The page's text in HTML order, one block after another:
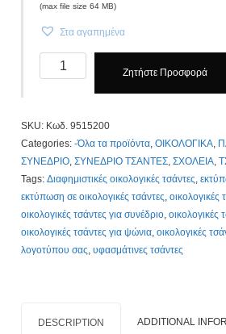
(max file size 64 MB)
Στα αγαπημένα
Τσάντες
Οικολογικές
x
41
cm,
Κωδ.
9515200.
2,70€
με
Εκτύπωση
quantity
Ζητήστε Προσφορά
SKU: Κωδ. 9515200
Categories:-Όλα τα προϊόντα,ΟΙΚΟΛΟΓΙΚΑ,
ΣΥΝΕΔΡΙΟ,ΣΥΝΕΔΡΙΟ ΤΣΑΝΤΕΣ,ΣΧΟΛΕΙΑ,
Tags:Διαφημιστικές οικολογικές τσάντες,
εκτύπωση σε οικολογικές τσάντες,οικολογικές
οικολογικές τσάντες για συνέδριο,οικολογικές
οικολογικές τσάντες για ψώνια,οικολογικές
λογοτύπου σας,υφασμάτινες τσάντες
DESCRIPTION ADDITIONAL